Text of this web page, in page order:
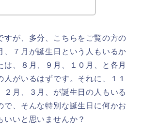
すが、多分、こちらをご覧の方の
、７月が誕生日という人もいるか
は、８月、９月、１０月、と各月
人がいるはずです。それに、１１
２月、３月、が誕生日の人もいる
で、そんな特別な誕生日に何かお
いいと思いませんか？